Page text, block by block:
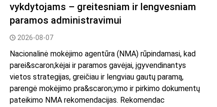
vykdytojams – greitesniam ir lengvesniam
paramos administravimui
2026-08-07
Nacionalinė mokėjimo agentūra (NMA) rūpindamasi, kad
parei&scaron;kėjai ir paramos gavėjai, įgyvendinantys
vietos strategijas, greičiau ir lengviau gautų paramą,
parengė mokėjimo pra&scaron;ymo ir pirkimo dokumentų
pateikimo NMA rekomendacijas. Rekomendac